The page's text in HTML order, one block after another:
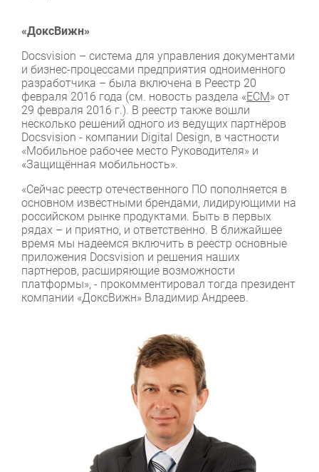
«ДоксВижн»
Docsvision – система для управления документами
и бизнес-процессами предприятия одноименного
разработчика – была включена в Реестр 20
февраля 2016 года (см. новость раздела «ЕСМ» от
29 февраля 2016 г.). В реестр также вошли
несколько решений одного из ведущих партнёров
Docsvision - компании Digital Design, в частности
«Мобильное рабочее место Руководителя» и
«Защищённая мобильность».
«Сейчас реестр отечественного ПО пополняется в
основном известными брендами, лидирующими на
российском рынке продуктами. Быть в первых
рядах – и приятно, и ответственно. В ближайшее
время мы надеемся включить в реестр основные
приложения Docsvision и решения наших
партнеров, расширяющие возможности
платформы», - прокомментировал тогда президент
компании «ДоксВижн» Владимир Андреев.